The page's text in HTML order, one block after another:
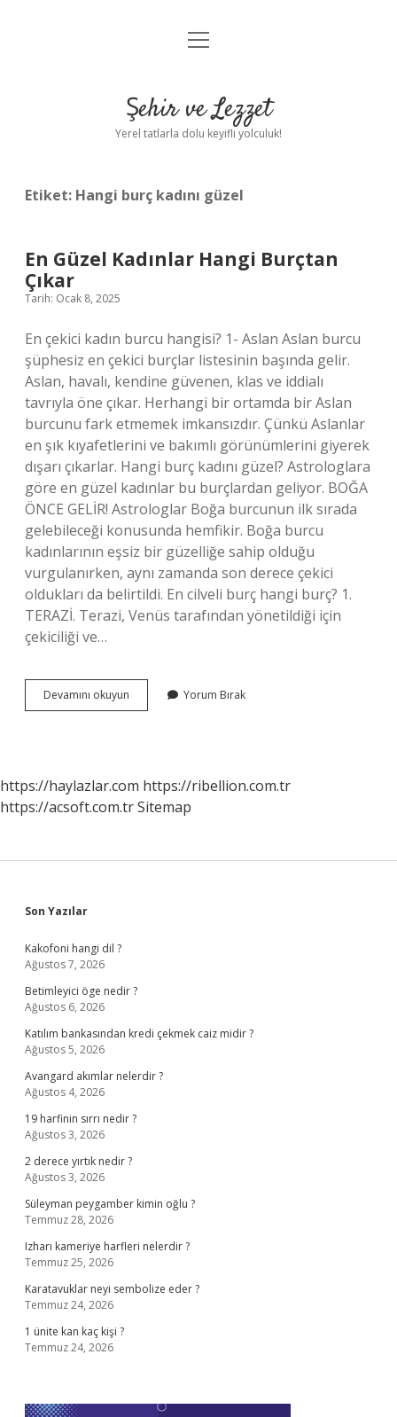
Anasayfa
Yasal Uyarı
menüyü
Şehir ve Lezzet
Yerel tatlarla dolu keyifli yolculuk!
Etiket: Hangi burç kadını güzel
En Güzel Kadınlar Hangi Burçtan
Çıkar
Tarih: Ocak 8, 2025
En çekici kadın burcu hangisi? 1- Aslan Aslan burcu
şüphesiz en çekici burçlar listesinin başında gelir.
Aslan, havalı, kendine güvenen, klas ve iddialı
tavrıyla öne çıkar. Herhangi bir ortamda bir Aslan
burcunu fark etmemek imkansızdır. Çünkü Aslanlar
en şık kıyafetlerini ve bakımlı görünümlerini giyerek
dışarı çıkarlar. Hangi burç kadını güzel? Astrologlara
göre en güzel kadınlar bu burçlardan geliyor. BOĞA
ÖNCE GELİR! Astrologlar Boğa burcunun ilk sırada
gelebileceği konusunda hemfikir. Boğa burcu
kadınlarının eşsiz bir güzelliğe sahip olduğu
vurgulanırken, aynı zamanda son derece çekici
oldukları da belirtildi. En cilveli burç hangi burç? 1.
TERAZİ. Terazi, Venüs tarafından yönetildiği için
çekiciliği ve…
Devamını okuyun
Güzel
Yorum Bırak
https://haylazlar.com https://ribellion.com.tr
https://acsoft.com.trSitemap
Sidebar
Son Yazılar
Kakofoni hangi dil ?
Ağustos 7, 2026
Betimleyici öge nedir ?
Ağustos 6, 2026
Katılım bankasından kredi çekmek caiz midir ?
Ağustos 5, 2026
Avangard akımlar nelerdir ?
Ağustos 4, 2026
19 harfinin sırrı nedir ?
Ağustos 3, 2026
2 derece yırtık nedir ?
Ağustos 3, 2026
Süleyman peygamber kimin oğlu ?
Temmuz 28, 2026
Izharı kameriye harfleri nelerdir ?
Temmuz 25, 2026
Karatavuklar neyi sembolize eder ?
Temmuz 24, 2026
1 ünite kan kaç kişi ?
Temmuz 24, 2026